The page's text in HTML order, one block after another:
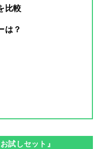
比較
は？
試しセット』